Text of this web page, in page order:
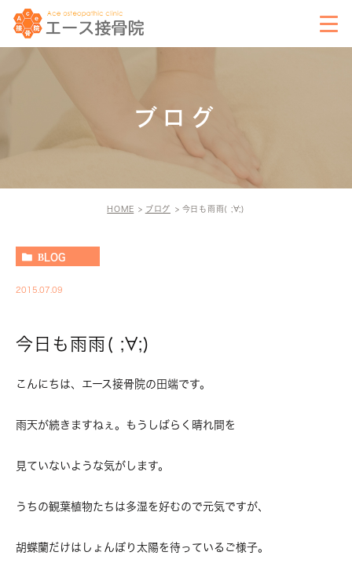
ブログ
HOME ブログ 今日も雨雨( ;∀;)
BLOG
2015.07.09
今日も雨雨( ;∀;)
こんにちは、エース接骨院の田端です。
雨天が続きますねぇ。もうしばらく晴れ間を
見ていないような気がします。
うちの観葉植物たちは多湿を好むので元気ですが、
胡蝶蘭だけはしょんぼり太陽を待っているご様子。